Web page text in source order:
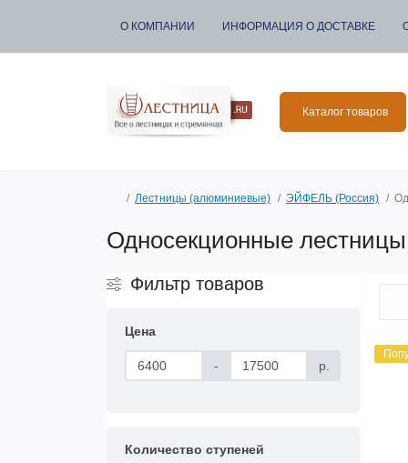
О КОМПАНИИ ИНФОРМАЦИЯ О ДОСТАВКЕ
Каталог товаров
Лестницы (алюминиевые) ЭЙФЕЛЬ (Россия)
Односекционные
Фильтр товаров
Цена
- р.
Количество ступеней